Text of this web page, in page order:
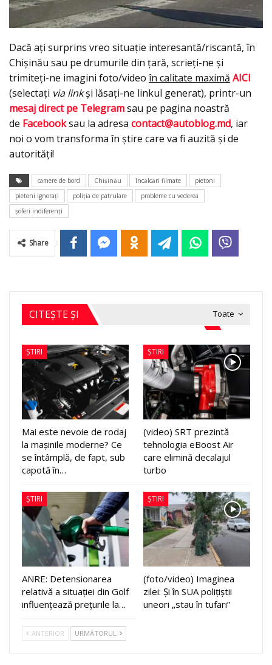
Dacă ați surprins vreo situație interesantă/riscantă, în
Chișinău sau pe drumurile din țară, scrieți-ne și
trimiteți-ne imagini foto/video în calitate maximă AICI
(selectați via linkși lăsați-ne linkul generat), printr-un
mesaj direct pe Telegramsau pe pagina noastră
de Facebooksau la adresa contact@autoblog.md, iar
noi o vom transforma în știre care va fi auzită și de
autorități!
camere de bord Chişinău încălcări filmate
pietoni
pietoni ignoraţi
poliţia de patrulare
probleme cu vederea
şoferi indiferenţi
Share
Toate
CITEȘTE ȘI
ȘTIRI
Mai este nevoie de rodaj
la mașinile moderne? Ce
se întâmplă, de fapt, sub
capotă în…
ȘTIRI
(video) SRT prezintă
tehnologia eBoost Air
care elimină decalajul
turbo
ȘTIRI
ANRE: Detensionarea
relativă a situației din Golf
influențează prețurile la…
ȘTIRI
(foto/video) Imaginea
zilei: Și în SUA polițiștii
uneori „stau în tufari”
ANTERIOR URMĂTORUL